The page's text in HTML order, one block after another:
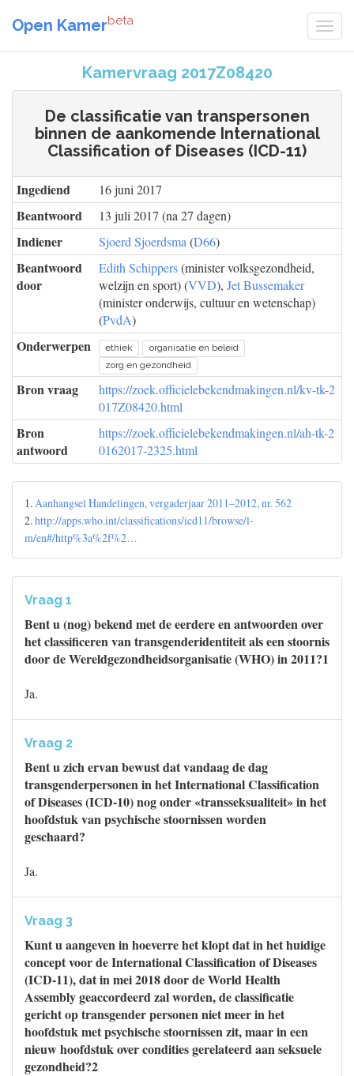
Open Kamerbeta
Kamervraag 2017Z08420
De classificatie van transpersonen
binnen de aankomende International
Classification of Diseases (ICD-11)
Ingediend 16 juni 2017
Beantwoord 13 juli 2017 (na 27 dagen)
Indiener Sjoerd Sjoerdsma (D66)
Beantwoord
door
Edith Schippers(minister volksgezondheid,
welzijn en sport) (VVD), Jet Bussemaker
(minister onderwijs, cultuur en wetenschap)
(PvdA)
Onderwerpen ethiek
organisatie en beleid
zorg en gezondheid
Bron vraag
https://zoek.officielebekendmakingen.nl/kv-tk-2
017Z08420.html
Bron
antwoord
https://zoek.officielebekendmakingen.nl/ah-tk-2
0162017-2325.html
1.Aanhangsel Handelingen, vergaderjaar 2011–2012, nr. 562
2.http://apps.who.int/classifications/icd11/browse/l-
m/en#/http%3a%2f%2…
Vraag 1
Bent u (nog) bekend met de eerdere en antwoorden over
het classificeren van transgenderidentiteit als een stoornis
door de Wereldgezondheidsorganisatie (WHO) in 2011?1
Ja.
Vraag 2
Bent u zich ervan bewust dat vandaag de dag
transgenderpersonen in het International Classification
of Diseases (ICD-10) nog onder «transseksualiteit» in het
hoofdstuk van psychische stoornissen worden
geschaard?
Ja.
Vraag 3
Kunt u aangeven in hoeverre het klopt dat in het huidige
concept voor de International Classification of Diseases
(ICD-11), dat in mei 2018 door de World Health
Assembly geaccordeerd zal worden, de classificatie
gericht op transgender personen niet meer in het
hoofdstuk met psychische stoornissen zit, maar in een
nieuw hoofdstuk over condities gerelateerd aan seksuele
gezondheid?2